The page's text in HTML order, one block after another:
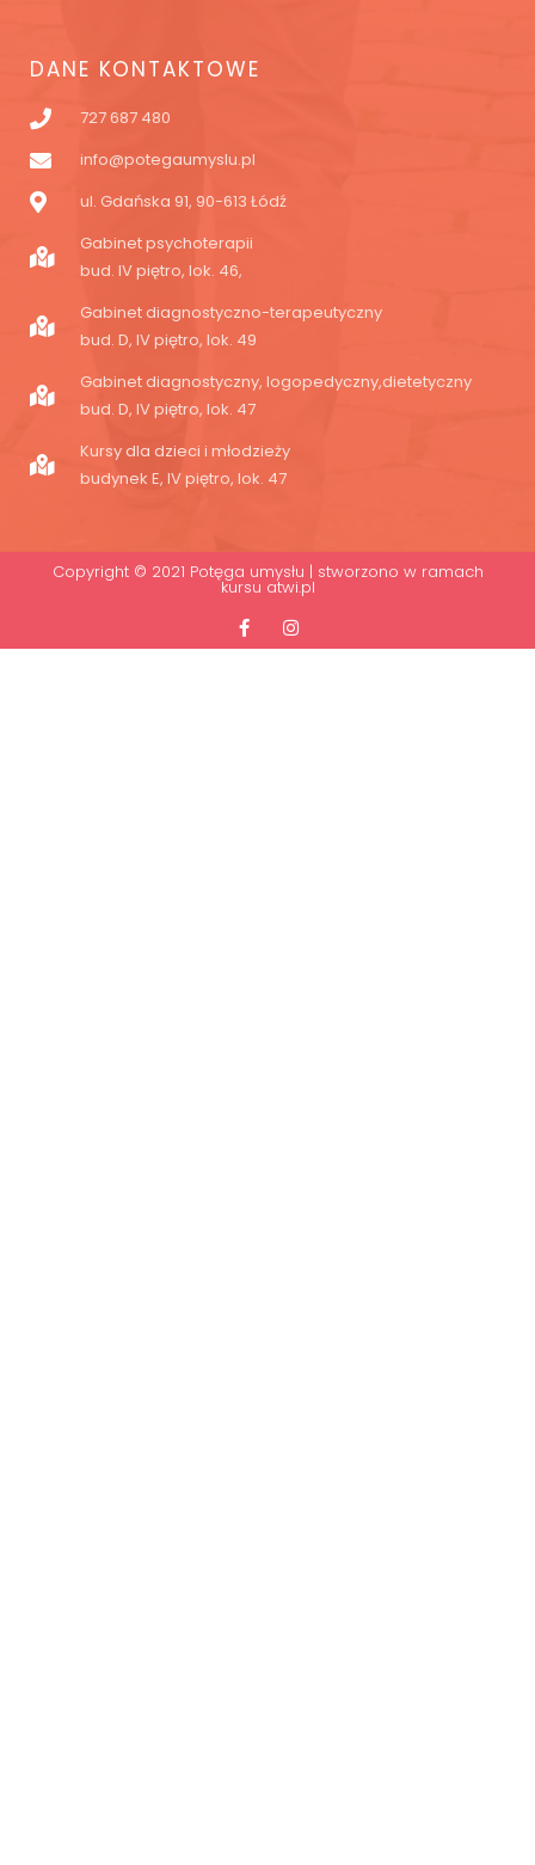
DANE KONTAKTOWE
727 687 480
info@potegaumyslu.pl
ul. Gdańska 91, 90-613 Łódź
Gabinet psychoterapii
bud. IV piętro, lok. 46,
Gabinet diagnostyczno-terapeutyczny
bud. D, IV piętro, lok. 49
Gabinet diagnostyczny, logopedyczny,dietetyczny
bud. D, IV piętro, lok. 47
Kursy dla dzieci i młodzieży
budynek E, IV piętro, lok. 47
Copyright © 2021 Potęga umysłu | stworzono w ramach
kursu atwi.pl